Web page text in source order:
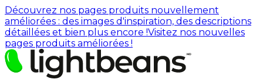
Découvrez nos pages produits nouvellement
améliorées : des images d'inspiration, des descriptions
détaillées et bien plus encore !Visitez nos nouvelles
pages produits améliorées !